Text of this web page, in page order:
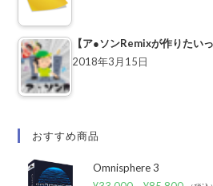
【ア●ソンRemixが作りたい
2018年3月15日
おすすめ商品
Omnisphere 3